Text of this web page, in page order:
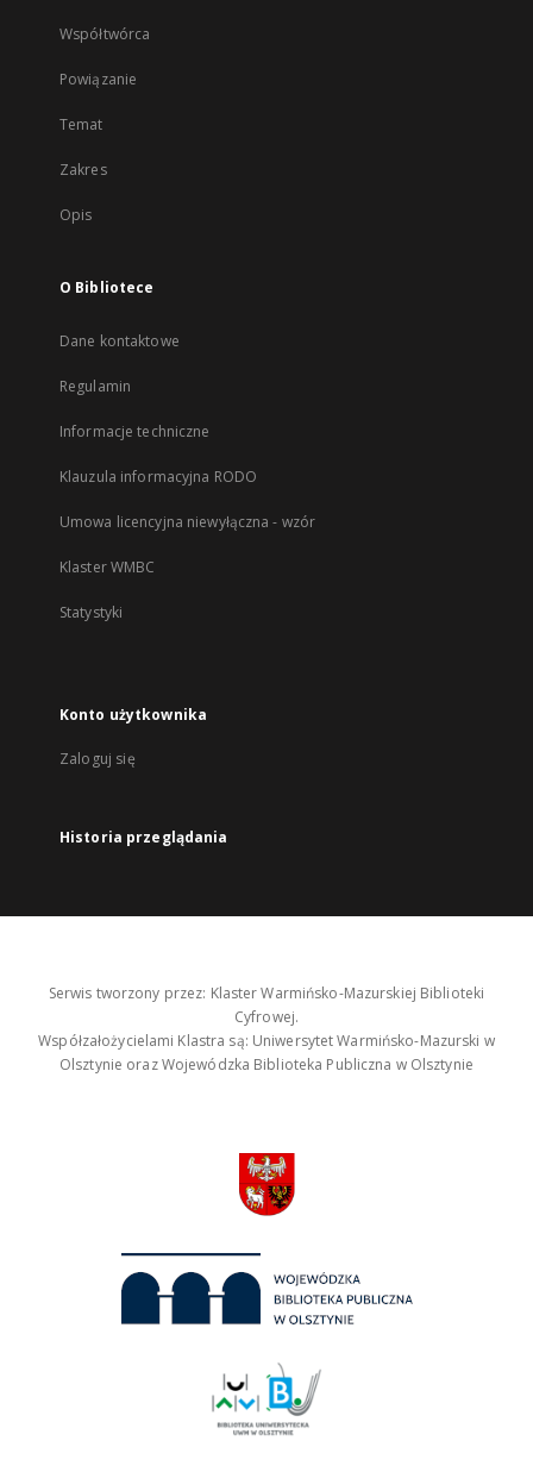
Współtwórca
Powiązanie
Temat
Zakres
Opis
O Bibliotece
Dane kontaktowe
Regulamin
Informacje techniczne
Klauzula informacyjna RODO
Umowa licencyjna niewyłączna - wzór
Klaster WMBC
Statystyki
Konto użytkownika
Zaloguj się
Historia przeglądania
Serwis tworzony przez: Klaster Warmińsko-Mazurskiej Biblioteki
Cyfrowej.
Współzałożycielami Klastra są: Uniwersytet Warmińsko-Mazurski w
Olsztynie oraz Wojewódzka Biblioteka Publiczna w Olsztynie